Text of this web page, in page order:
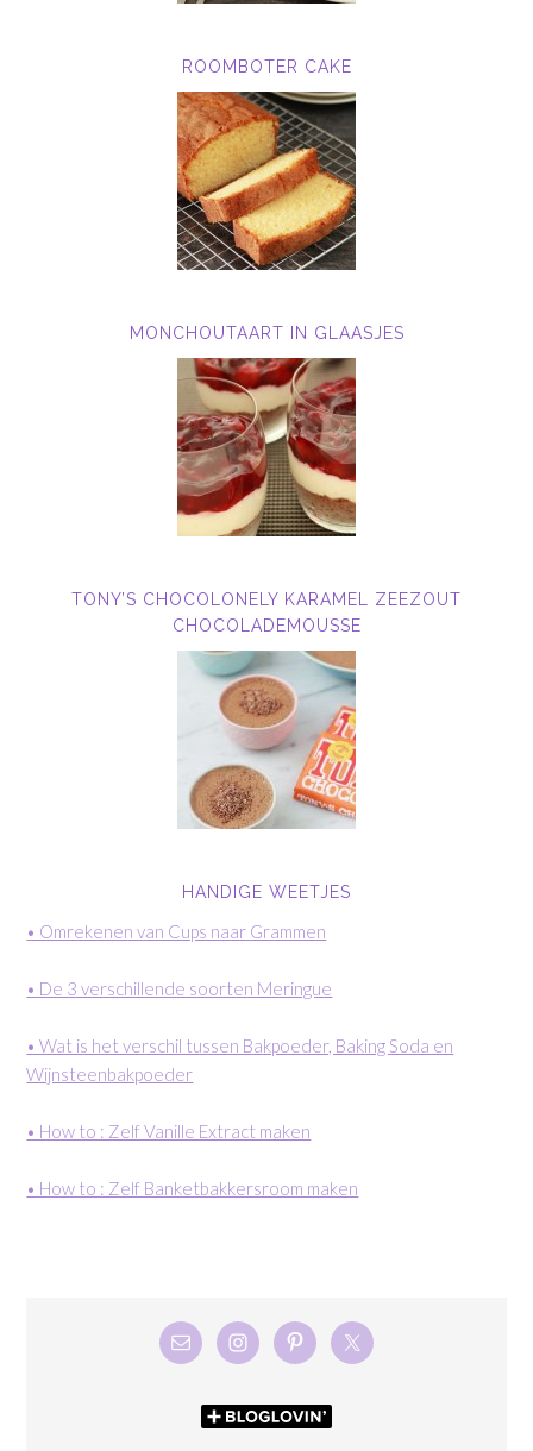
ROOMBOTER CAKE
MONCHOUTAART IN GLAASJES
TONY’S CHOCOLONELY KARAMEL ZEEZOUT
CHOCOLADEMOUSSE
HANDIGE WEETJES
• Omrekenen van Cups naar Grammen
• De 3 verschillende soorten Meringue
• Wat is het verschil tussen Bakpoeder, Baking Soda en
Wijnsteenbakpoeder
• How to : Zelf Vanille Extract maken
• How to : Zelf Banketbakkersroom maken